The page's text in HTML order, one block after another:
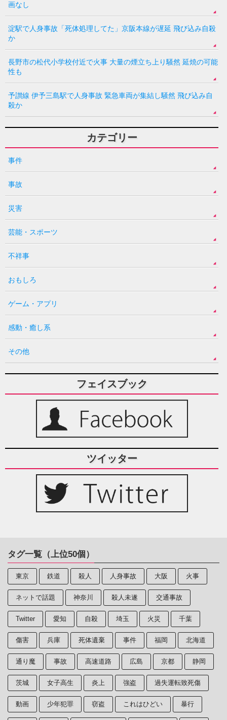
画なし
淀駅で人身事故「死体処理してた」京阪本線が遅延 飛び込み自殺
か
長野市の松代小学校付近で火事 大量の煙立ち上り騒然 延焼の可能
性も
予讃線 伊予三島駅で人身事故 緊急車両が集結し騒然 飛び込み自
殺か
カテゴリー
事件
事故
災害
芸能・スポーツ
不祥事
おもしろ
ゲーム・アプリ
感動・癒し系
その他
フェイスブック
ツイッター
タグ一覧（上位50個）
東京 鉄道 殺人 人身事故 大阪 火事
ネットで話題 神奈川 殺人未遂 交通事故
Twitter 愛知 自殺 埼玉 火災 千葉
傷害 兵庫 死体遺棄 事件 福岡 北海道
通り魔 事故 高速道路 広島 京都 静岡
茨城 女子高生 炎上 強盗 過失運転致死傷
動画 少年犯罪 窃盗 これはひどい 暴行